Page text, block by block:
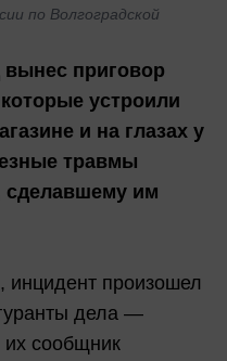
по Волгоградской
вынес приговор
устроили
и на глазах у
травмы
сделавшему им
инцидент произошел
дела —
их сообщник